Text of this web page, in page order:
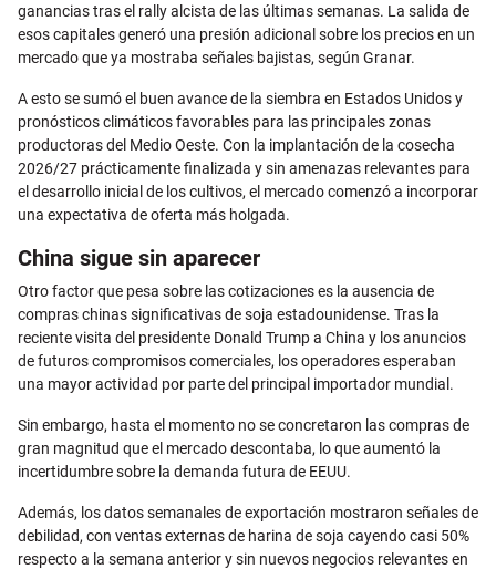
ganancias tras el rally alcista de las últimas semanas. La salida de
esos capitales generó una presión adicional sobre los precios en un
mercado que ya mostraba señales bajistas, según Granar.
A esto se sumó el buen avance de la siembra en Estados Unidos y
pronósticos climáticos favorables para las principales zonas
productoras del Medio Oeste. Con la implantación de la cosecha
2026/27 prácticamente finalizada y sin amenazas relevantes para
el desarrollo inicial de los cultivos, el mercado comenzó a incorporar
una expectativa de oferta más holgada.
China sigue sin aparecer
Otro factor que pesa sobre las cotizaciones es la ausencia de
compras chinas significativas de soja estadounidense. Tras la
reciente visita del presidente Donald Trump a China y los anuncios
de futuros compromisos comerciales, los operadores esperaban
una mayor actividad por parte del principal importador mundial.
Sin embargo, hasta el momento no se concretaron las compras de
gran magnitud que el mercado descontaba, lo que aumentó la
incertidumbre sobre la demanda futura de EEUU.
Además, los datos semanales de exportación mostraron señales de
debilidad, con ventas externas de harina de soja cayendo casi 50%
respecto a la semana anterior y sin nuevos negocios relevantes en